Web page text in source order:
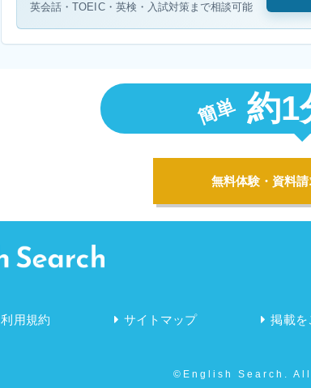
英会話・TOEIC・英検・入試対策まで相談可能
簡単 約1
無料体験・資料
利用規約 サイトマップ 掲載を
©English Search.